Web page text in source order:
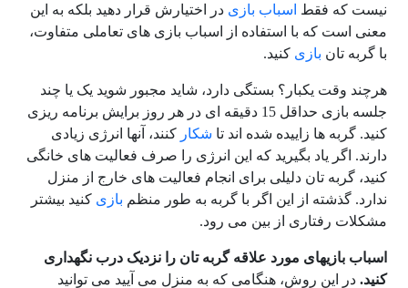
نیست که فقط اسباب بازی در اختیارش قرار دهید بلکه به این
معنی است که با استفاده از اسباب بازی های تعاملی متفاوت،
با گربه تان بازی کنید.
هرچند وقت یکبار؟ بستگی دارد، شاید مجبور شوید یک یا چند
جلسه بازی حداقل 15 دقیقه ای در هر روز برایش برنامه ریزی
کنید. گربه ها زاییده شده اند تا شکار کنند، آنها انرژی زیادی
دارند. اگر یاد بگیرید که این انرژی را صرف فعالیت های خانگی
کنید، گربه تان دلیلی برای انجام فعالیت های خارج از منزل
ندارد. گذشته از این اگر با گربه به طور منظم بازی کنید بیشتر
مشکلات رفتاری از بین می رود.
اسباب بازیهای مورد علاقه گربه تان را نزدیک درب نگهداری
کنید.در این روش، هنگامی که به منزل می آیید می توانید